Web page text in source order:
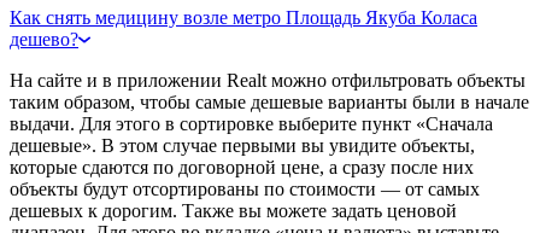
Как снять медицину возле метро Площадь Якуба Коласа
дешево?
На сайте и в приложении Realt можно отфильтровать объекты
таким образом, чтобы самые дешевые варианты были в начале
выдачи. Для этого в сортировке выберите пункт «Сначала
дешевые». В этом случае первыми вы увидите объекты,
которые сдаются по договорной цене, а сразу после них
объекты будут отсортированы по стоимости — от самых
дешевых к дорогим. Также вы можете задать ценовой